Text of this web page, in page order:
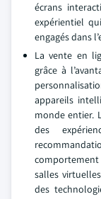
écrans
expérientiel
engagés dans
La vente en
grâce à
appareils
monde entier.
des
comportement
salles
des